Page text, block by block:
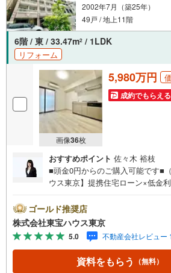
2002年7月（築25年）
49戸 / 地上11階
6階 / 東 / 33.47m2 / 1LDK
リフォーム
画像36枚
5,980万円
成約でもらえる
おすすめポイント 佐々木 裕枝
■頭金0円からのご購入可能です■
ウス東京】提携住宅ローン×低金
ayボーナスライトがもらえる「
キャンペーン」の対象になります
学予約をする」ボタンからお問い
ahoo！ JAPAN IDでログインして
ナスライトは出金と譲渡はでき
料のご請求はお気軽にどうぞ♪お
ゴールド推奨店
株式会社東宝ハウス東京
5.0 不動産会社レビュー
資料をもらう （無料）